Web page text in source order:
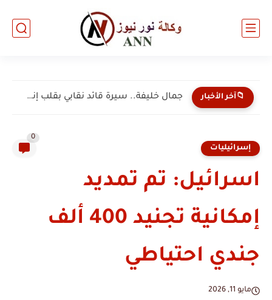
📁آخر الأخبار جمال خليفة.. سيرة قائد نقابي بقلب إنسان ونبض ثائر.....
إسرائيليات
0
اسرائيل: تم تمديد
إمكانية تجنيد 400 ألف
جندي احتياطي
مايو 11, 2026